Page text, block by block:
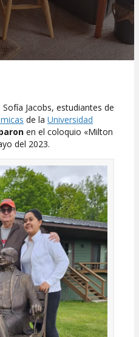
Jacobs, estudiantes de
de la Universidad
en el coloquio «Milton
del 2023.